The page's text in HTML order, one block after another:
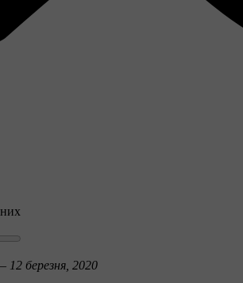
12 березня, 2020